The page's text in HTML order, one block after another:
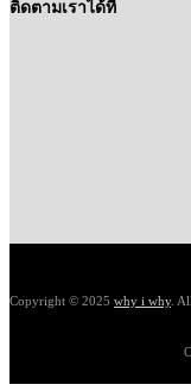
ติดตามเราได้ที่
Copyright © 2025 why i why.